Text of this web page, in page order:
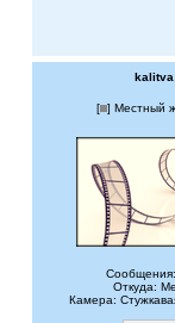
kalitva
[ ] Местный
Откуда:
Камера: